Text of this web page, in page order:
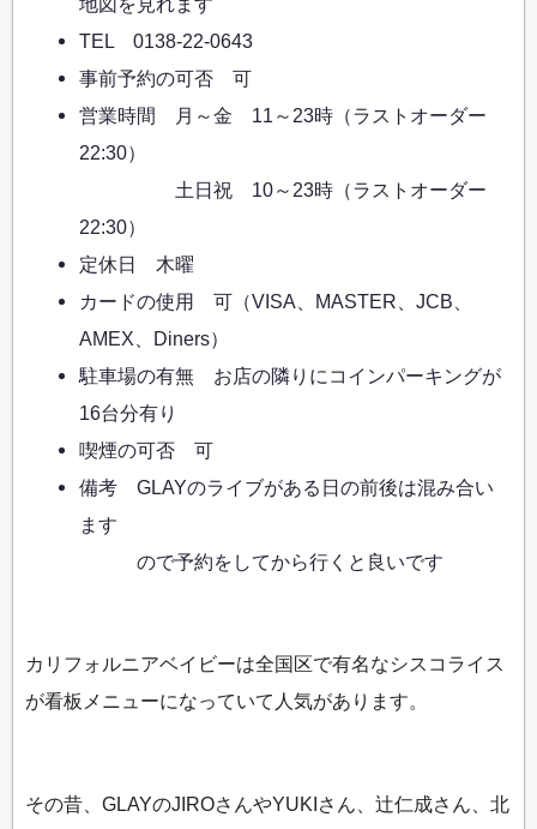
TEL 0138-22-0643
事前予約の可否 可
営業時間 月～金 11～23時（ラストオーダー
22:30）
土日祝 10～23時（ラストオーダー
22:30）
定休日 木曜
カードの使用 可（VISA、MASTER、JCB、
AMEX、Diners）
駐車場の有無 お店の隣りにコインパーキングが
16台分有り
喫煙の可否 可
備考 GLAYのライブがある日の前後は混み合い
ます
ので予約をしてから行くと良いです
カリフォルニアベイビーは全国区で有名なシスコライス
が看板メニューになっていて人気があります。
その昔、GLAYのJIROさんやYUKIさん、辻仁成さん、北